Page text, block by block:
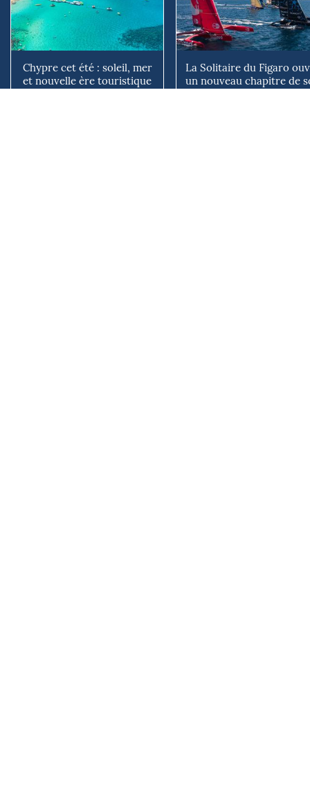
Chypre cet été : soleil, mer
et nouvelle ère touristique
La Solitaire du Figaro
un nouveau chapitre de